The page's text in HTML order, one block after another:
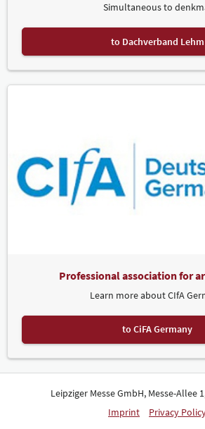
Simultaneous to
to Dachverband Lehm
Professional association for
Learn more about CIfA
to CiFA Germany
Leipziger Messe GmbH, Messe-Allee
Imprint
Privacy